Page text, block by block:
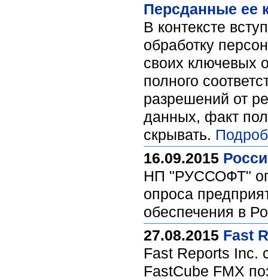
Персданные ее
В контексте
обработку
своих ключевых
полного
разрешений от
данных, факт
скрывать.
16.09.2015
НП "РУССОФТ"
опроса
обеспечения в
27.08.2015 Fast
Fast Reports Inc.
FastCube FMX